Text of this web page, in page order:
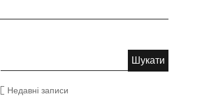
Недавні записи